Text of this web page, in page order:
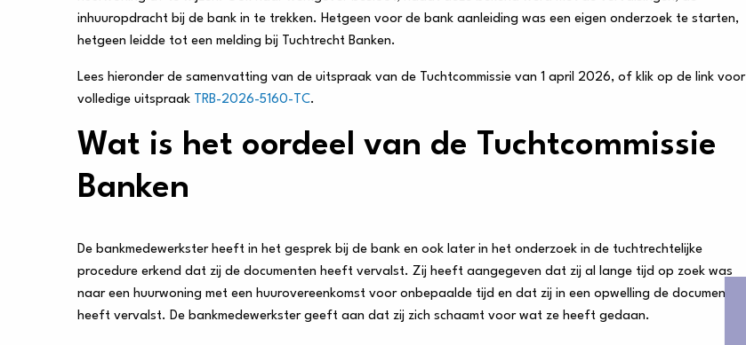
inhuuropdracht bij de bank in te trekken. Hetgeen voor de bank aanleiding was een eigen onderzoek te starten,
hetgeen leidde tot een melding bij Tuchtrecht Banken.
Lees hieronder de samenvatting van de uitspraak van de Tuchtcommissie van 1 april 2026, of klik op de link voor
volledige uitspraak TRB-2026-5160-TC.
Wat is het oordeel van de Tuchtcommissie
Banken
De bankmedewerkster heeft in het gesprek bij de bank en ook later in het onderzoek in de tuchtrechtelijke
procedure erkend dat zij de documenten heeft vervalst. Zij heeft aangegeven dat zij al lange tijd op zoek was
naar een huurwoning met een huurovereenkomst voor onbepaalde tijd en dat zij in een opwelling de documenten
heeft vervalst. De bankmedewerkster geeft aan dat zij zich schaamt voor wat ze heeft gedaan.